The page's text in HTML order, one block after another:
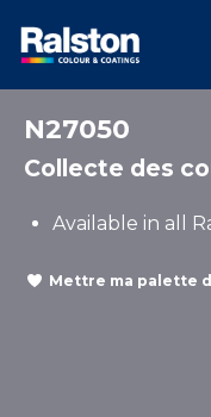
N27050
Collecte des
Available in all
Mettre ma palette